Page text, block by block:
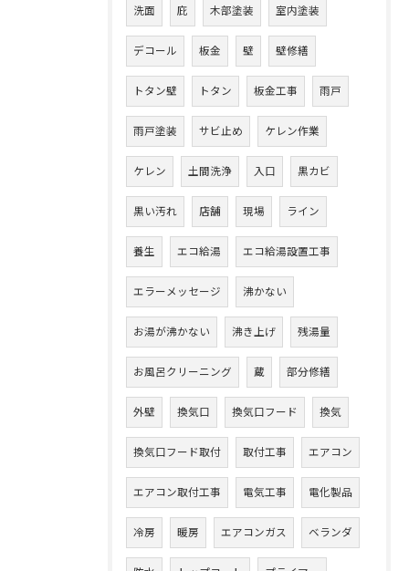
洗面 庇 木部塗装 室内塗装
デコール 板金 壁 壁修繕
トタン壁 トタン 板金工事 雨戸
雨戸塗装 サビ止め ケレン作業
ケレン 土間洗浄 入口 黒カビ
黒い汚れ 店舗 現場 ライン
養生 エコ給湯 エコ給湯設置工事
エラーメッセージ 沸かない
お湯が沸かない 沸き上げ 残湯量
お風呂クリーニング 蔵 部分修繕
外壁 換気口 換気口フード 換気
換気口フード取付 取付工事 エアコン
エアコン取付工事 電気工事 電化製品
冷房 暖房 エアコンガス ベランダ